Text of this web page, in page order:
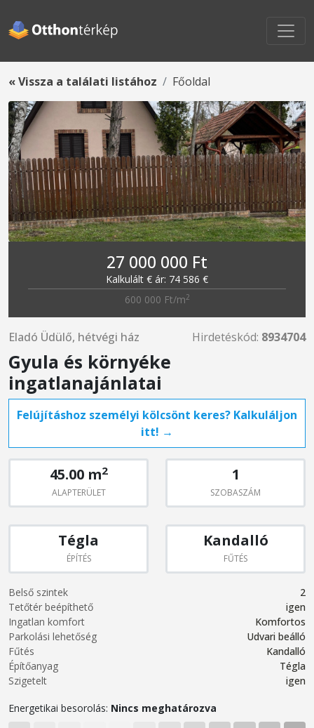
« Vissza a találati listához Főoldal
27 000 000 Ft
Kalkulált € ár: 74 586 €
600 000 Ft/m2
Eladó Üdülő, hétvégi ház Hirdetéskód: 8934704
Gyula és környéke
ingatlanajánlatai
Felújításhoz személyi kölcsönt keres? Kalkuláljon
itt! →
45.00 m2
ALAPTERÜLET
1
SZOBASZÁM
Tégla
ÉPÍTÉS
Kandalló
FŰTÉS
Belső szintek
2
Tetőtér beépíthető
igen
Ingatlan komfort
Komfortos
Parkolási lehetőség
Udvari beálló
Fűtés
Kandalló
Építőanyag
Tégla
Szigetelt
igen
Energetikai besorolás: Nincs meghatározva